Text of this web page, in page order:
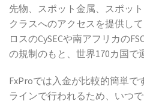
先物、スポット金属、スポッ
クラスへのアクセスを提供し
ロスのCySECや南アフリカの
の規制のもと、世界170カ国で
FxProでは入金が比較的簡単で
ラインで行われるため、いつ